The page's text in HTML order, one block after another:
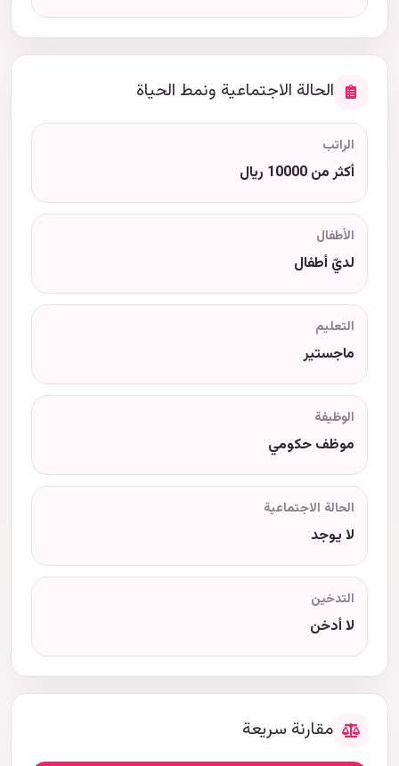
الحالة الاجتماعية ونمط الحياة
الراتب
أكثر من 10000 ريال
الأطفال
لديّ أطفال
التعليم
ماجستير
الوظيفة
موظف حكومي
الحالة الاجتماعية
لا يوجد
التدخين
لا أدخن
مقارنة سريعة